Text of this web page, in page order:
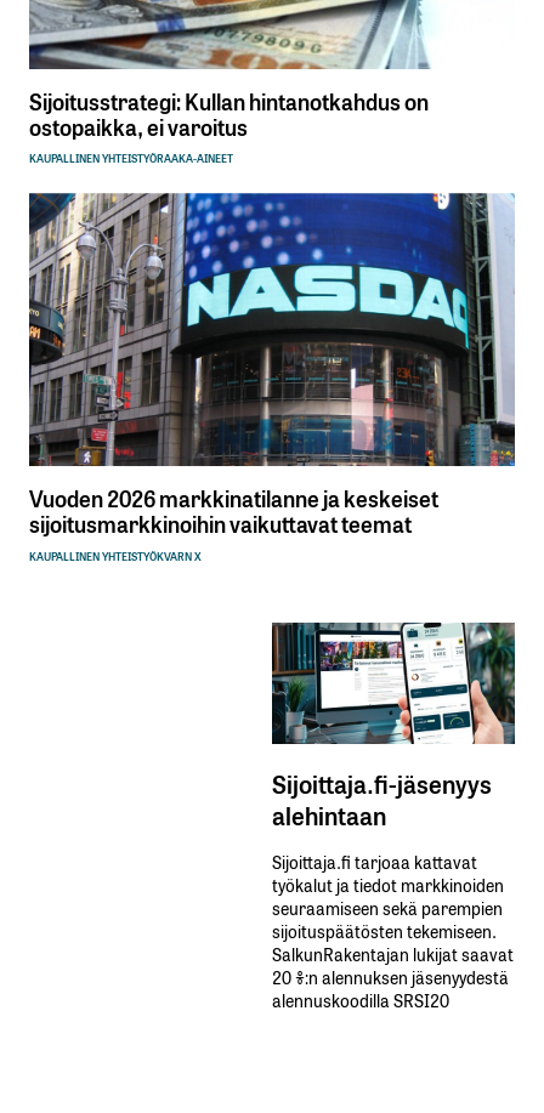
Sijoitusstrategi: Kullan hintanotkahdus on
ostopaikka, ei varoitus
KAUPALLINEN YHTEISTYÖRAAKA-AINEET
Vuoden 2026 markkinatilanne ja keskeiset
sijoitusmarkkinoihin vaikuttavat teemat
KAUPALLINEN YHTEISTYÖKVARN X
Sijoittaja.fi-jäsenyys
alehintaan
Sijoittaja.fi tarjoaa kattavat
työkalut ja tiedot markkinoiden
seuraamiseen sekä parempien
sijoituspäätösten tekemiseen.
SalkunRakentajan lukijat saavat
20 %:n alennuksen jäsenyydestä
alennuskoodilla SRSI20